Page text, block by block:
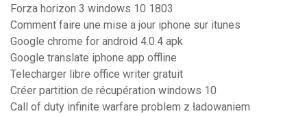
Forza horizon 3 windows 10 1803
Comment faire une mise a jour iphone sur itunes
Google chrome for android 4.0.4 apk
Google translate iphone app offline
Telecharger libre office writer gratuit
Créer partition de récupération windows 10
Call of duty infinite warfare problem z ładowaniem